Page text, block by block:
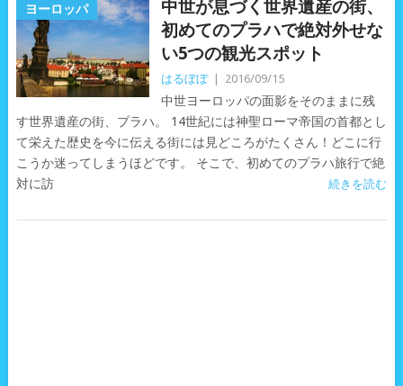
ヨーロッパ
中世が息づく世界遺産の街、
初めてのプラハで絶対外せな
い5つの観光スポット
はるぼぼ 2016/09/15
中世ヨーロッパの面影をそのままに残
す世界遺産の街、プラハ。 14世紀には神聖ローマ帝国の首都とし
て栄えた歴史を今に伝える街には見どころがたくさん！どこに行
こうか迷ってしまうほどです。 そこで、初めてのプラハ旅行で絶
対に訪
続きを読む